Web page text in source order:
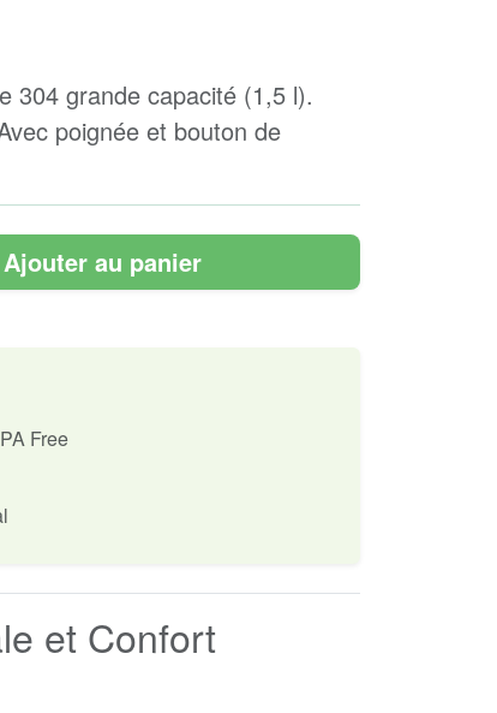
304 grande capacité (1,5 l).
poignée et bouton de
Ajouter au panier
Free
et Confort